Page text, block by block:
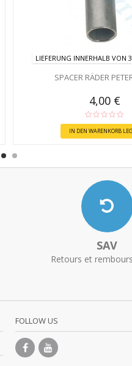
LIEFERUNG INNERHALB VON
SPACER RÄDER
4,00 €
IN DEN WARENKORB
SAV
Retours et
FOLLOW US